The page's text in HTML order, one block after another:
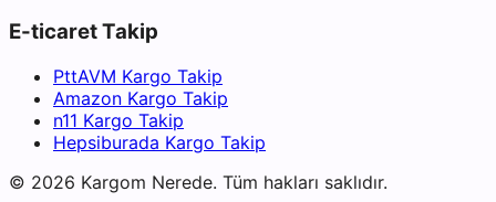
E-ticaret Takip
PttAVM Kargo Takip
Amazon Kargo Takip
n11 Kargo Takip
Hepsiburada Kargo Takip
© 2026 Kargom Nerede. Tüm hakları saklıdır.